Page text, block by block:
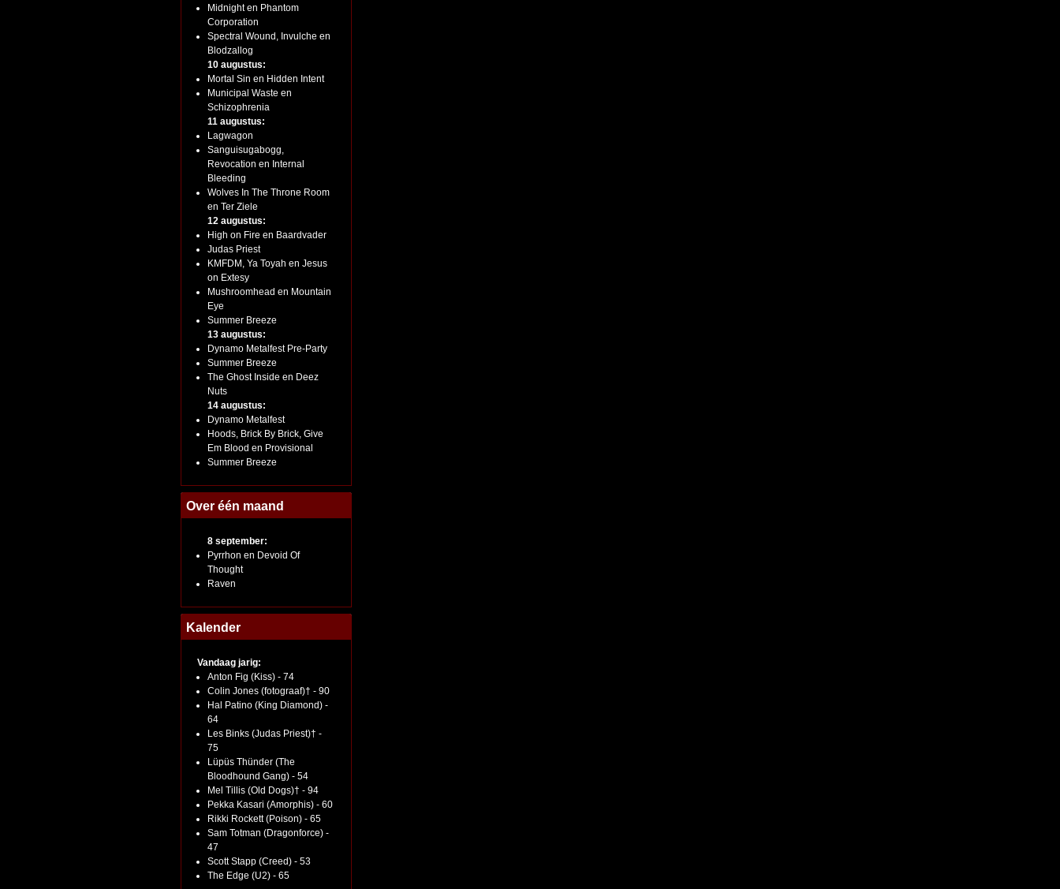
Midnight en Phantom
Corporation
Spectral Wound, Invulche en
Blodzallog
10 augustus:
Mortal Sin en Hidden Intent
Municipal Waste en
Schizophrenia
11 augustus:
Lagwagon
Sanguisugabogg,
Revocation en Internal
Bleeding
Wolves In The Throne Room
en Ter Ziele
12 augustus:
High on Fire en Baardvader
Judas Priest
KMFDM, Ya Toyah en Jesus
on Extesy
Mushroomhead en Mountain
Eye
Summer Breeze
13 augustus:
Dynamo Metalfest Pre-Party
Summer Breeze
The Ghost Inside en Deez
Nuts
14 augustus:
Dynamo Metalfest
Hoods, Brick By Brick, Give
Em Blood en Provisional
Summer Breeze
Over één maand
8 september:
Pyrrhon en Devoid Of
Thought
Raven
Kalender
Vandaag jarig:
Anton Fig (Kiss) - 74
Colin Jones (fotograaf)† - 90
Hal Patino (King Diamond) -
64
Les Binks (Judas Priest)† -
75
Lüpüs Thünder (The
Bloodhound Gang) - 54
Mel Tillis (Old Dogs)† - 94
Pekka Kasari (Amorphis) - 60
Rikki Rockett (Poison) - 65
Sam Totman (Dragonforce) -
47
Scott Stapp (Creed) - 53
The Edge (U2) - 65